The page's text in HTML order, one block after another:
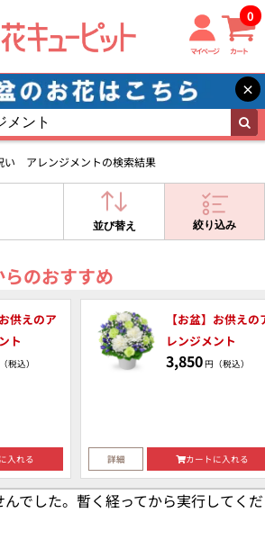
マイページ カート
0
×
い アレンジメントの検索結果
並び替え 絞り込み
のおすすめ
供えのア
ト
税込）
入れる
【お盆】お供えの
レンジメント
3,850円（税込）
詳細 カートに入れる
でした。暫く経ってから実行してくだ